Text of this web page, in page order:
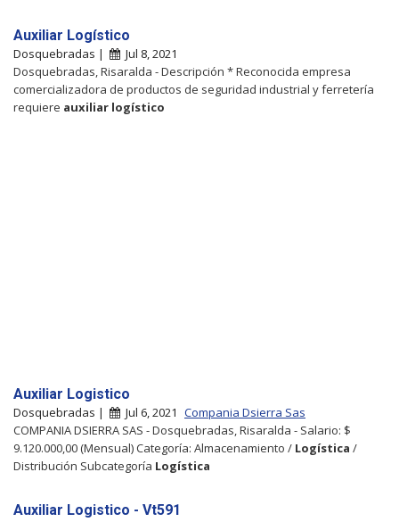
Auxiliar Logístico
Dosquebradas |
Jul 8, 2021
Dosquebradas, Risaralda - Descripción * Reconocida empresa
comercializadora de productos de seguridad industrial y ferretería
requiere auxiliar logístico
Auxiliar Logistico
Dosquebradas | Jul 6, 2021 Compania Dsierra Sas
COMPANIA DSIERRA SAS - Dosquebradas, Risaralda - Salario: $
9.120.000,00 (Mensual) Categoría: Almacenamiento / Logística /
Distribución Subcategoría Logística
Auxiliar Logistico - Vt591